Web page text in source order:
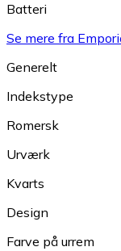
Batteri
Se mere fra
Generelt
Indekstype
Romersk
Urværk
Kvarts
Design
Farve på urrem